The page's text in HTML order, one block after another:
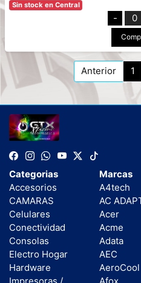
Sin stock en Central
- 0
Anterior 1
Categorias
Accesorios
CAMARAS
Celulares
Conectividad
Consolas
Electro Hogar
Hardware
Marcas
A4tech
AC
Acer
Acme
Adata
AEC
AeroCool